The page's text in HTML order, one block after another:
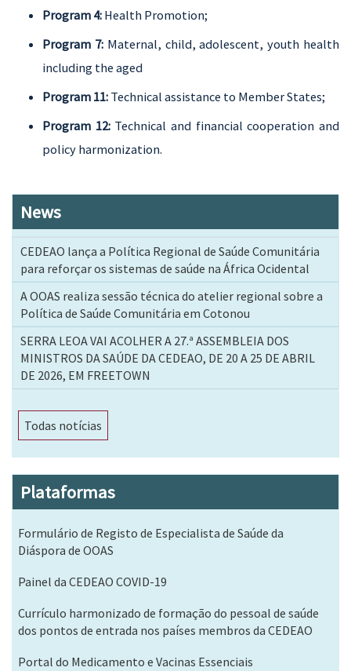
Program 4: Health Promotion;
Program 7:Maternal, child, adolescent, youth health
including the aged
Program 11: Technical assistance to Member States;
Program 12:Technical and financial cooperation and
policy harmonization.
News
CEDEAO lança a Política Regional de Saúde Comunitária
para reforçar os sistemas de saúde na África Ocidental
A OOAS realiza sessão técnica do atelier regional sobre a
Política de Saúde Comunitária em Cotonou
SERRA LEOA VAI ACOLHER A 27.ª ASSEMBLEIA DOS
MINISTROS DA SAÚDE DA CEDEAO, DE 20 A 25 DE ABRIL
DE 2026, EM FREETOWN
Todas notícias
Plataformas
Formulário de Registo de Especialista de Saúde da
Diáspora de OOAS
Painel da CEDEAO COVID-19
Currículo harmonizado de formação do pessoal de saúde
dos pontos de entrada nos países membros da CEDEAO
Portal do Medicamento e Vacinas Essenciais